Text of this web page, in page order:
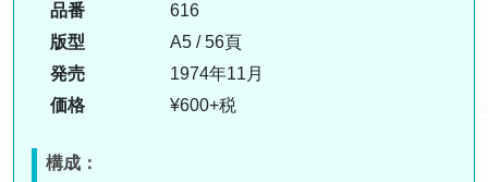
品番
616
版型
A5 / 56頁
発売
1974年11月
価格
¥600+税
構成：